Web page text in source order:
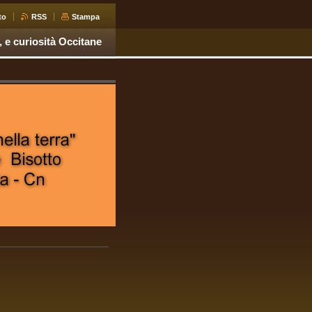
RSS Stampa
e curiosità Occitane